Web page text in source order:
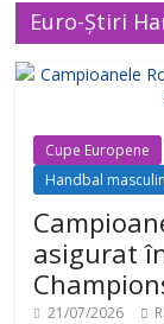
Euro-Știri
Cupe Europene
Handbal masculin
asigurat
21/07/2026